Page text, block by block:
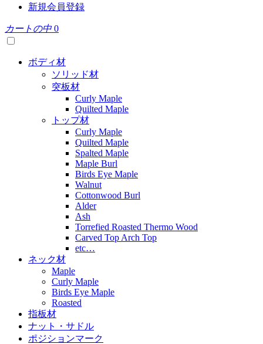
新規会員登録
カートの中 0
ボディ材
ソリッド材
突板材
Curly Maple
Quilted Maple
トップ材
Curly Maple
Quilted Maple
Spalted Maple
Maple Burl
Birds Eye Maple
Walnut
Cottonwood Burl
Alder
Ash
Torrefied Roasted Thermo Wood
Carved Top Arch Top
etc…
ネック材
Maple
Curly Maple
Birds Eye Maple
Roasted
指板材
ナット・サドル
ポジションマーク